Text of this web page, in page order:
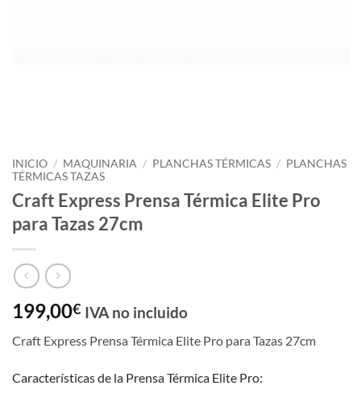
INICIO / MAQUINARIA / PLANCHAS TÉRMICAS / PLANCHAS
TÉRMICAS TAZAS
Craft Express Prensa Térmica Elite Pro
para Tazas 27cm
199,00€ IVA no incluido
Craft Express Prensa Térmica Elite Pro para Tazas 27cm
Características de la Prensa Térmica Elite Pro: